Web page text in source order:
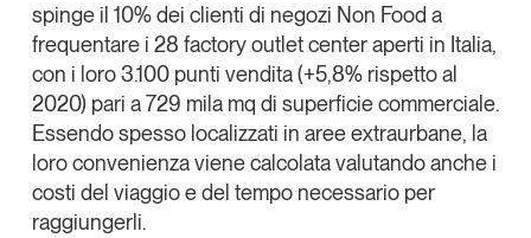
spinge il 10% dei clienti di negozi Non Food a
frequentare i 28 factory outlet centeraperti in Italia,
con i loro3.100 punti vendita (+5,8% rispetto al
2020) pari a 729 mila mq di superficie commerciale.
Essendo spesso localizzati in aree extraurbane, la
loro convenienza viene calcolata valutando anche i
costi del viaggio e del tempo necessario per
raggiungerli.